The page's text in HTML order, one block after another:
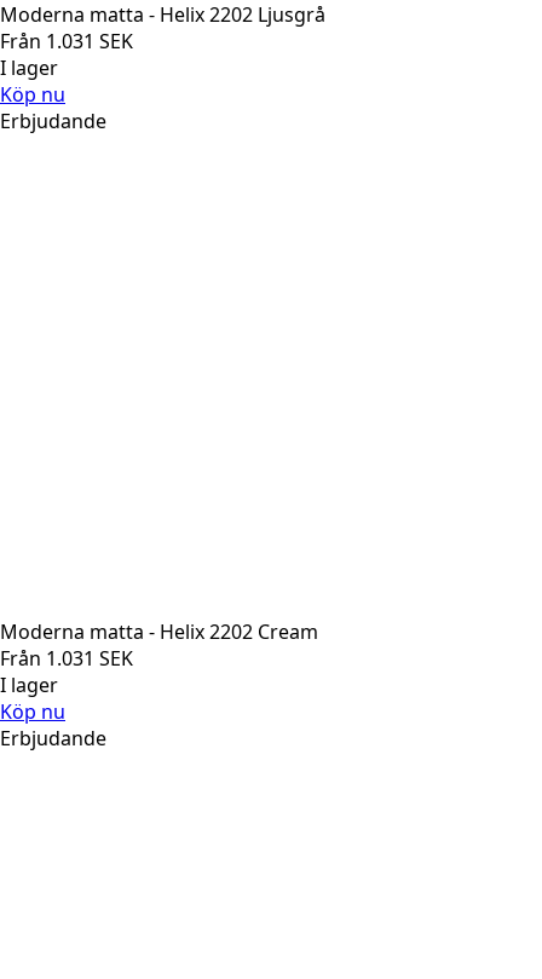
Moderna matta - Helix 2202 Ljusgrå
Från 1.031 SEK
I lager
Köp nu
Erbjudande
Moderna matta - Helix 2202 Cream
Från 1.031 SEK
I lager
Köp nu
Erbjudande